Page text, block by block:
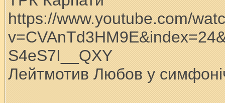
https://www.youtube.com/
S4eS7I__QXY
Лейтмотив Любов у